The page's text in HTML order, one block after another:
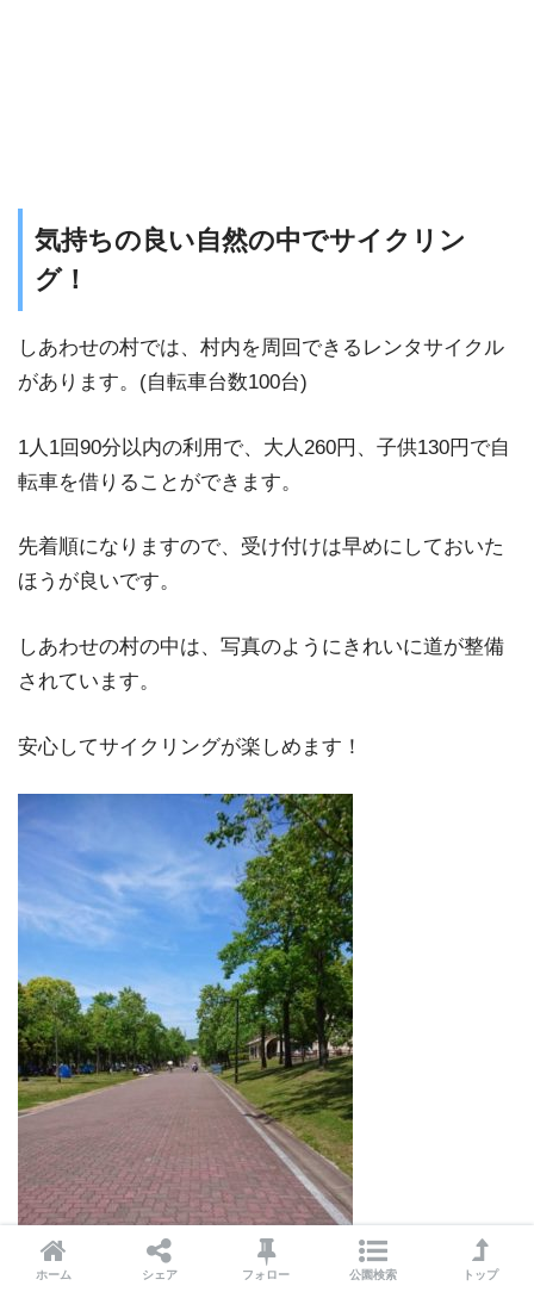
気持ちの良い自然の中でサイクリン
グ！
しあわせの村では、村内を周回できるレンタサイクル
があります。(自転車台数100台)
1人1回90分以内の利用で、大人260円、子供130円で自
転車を借りることができます。
先着順になりますので、受け付けは早めにしておいた
ほうが良いです。
しあわせの村の中は、写真のようにきれいに道が整備
されています。
安心してサイクリングが楽しめます！
ホーム シェア フォロー 公園検索 トップ